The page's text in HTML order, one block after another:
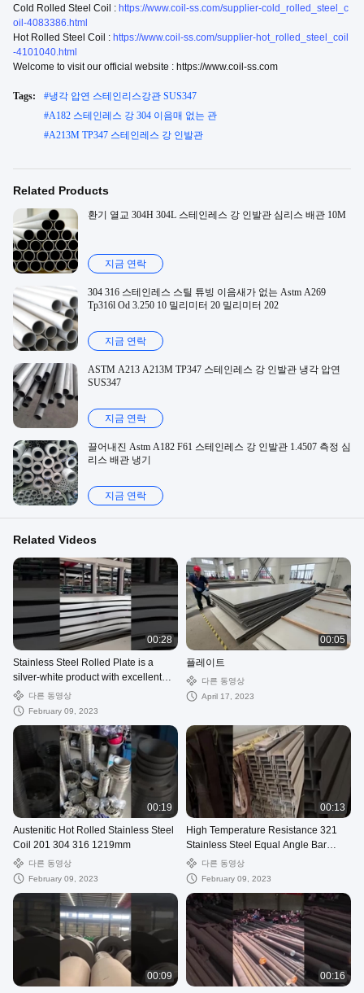
Cold Rolled Steel Coil : https://www.coil-ss.com/supplier-cold_rolled_steel_c
oil-4083386.html
Hot Rolled Steel Coil : https://www.coil-ss.com/supplier-hot_rolled_steel_coil
-4101040.html
Welcome to visit our official website : https://www.coil-ss.com
Tags: #냉각 압연 스테인리스강관 SUS347
#A182 스테인레스 강 304 이음매 없는 관
#A213M TP347 스테인레스 강 인발관
Related Products
환기 열교 304H 304L 스테인레스 강 인발관 심리스 배관 10M
지금 연락
304 316 스테인레스 스틸 튜빙 이음새가 없는 Astm A269
Tp316l Od 3.250 10 밀리미터 20 밀리미터 202
지금 연락
ASTM A213 A213M TP347 스테인레스 강 인발관 냉각 압연
SUS347
지금 연락
끌어내진 Astm A182 F61 스테인레스 강 인발관 1.4507 측정 심
리스 배관 냉기
지금 연락
Related Videos
00:28
Stainless Steel Rolled Plate is a
silver-white product with excellent
corrosion resistance.
다른 동영상
February 09, 2023
00:05
플레이트
다른 동영상
April 17, 2023
00:19
Austenitic Hot Rolled Stainless Steel
Coil 201 304 316 1219mm
다른 동영상
February 09, 2023
00:13
High Temperature Resistance 321
Stainless Steel Equal Angle Bar
Stainless
다른 동영상
February 09, 2023
00:09
00:16